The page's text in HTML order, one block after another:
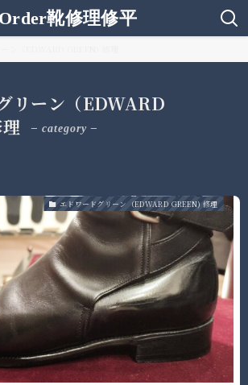
Order靴修理修平
リーン（EDWARD
– category –
エドワードグリーン（EDWARD GREEN) 修理